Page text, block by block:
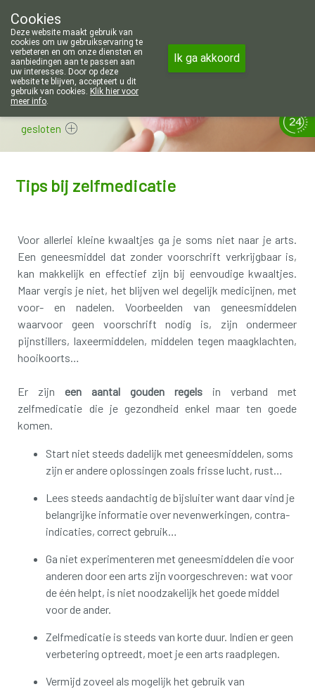
011/606002
gesloten
Tips bij zelfmedicatie
Voor allerlei kleine kwaaltjes ga je soms niet naar je arts.
Een geneesmiddel dat zonder voorschrift verkrijgbaar is,
kan makkelijk en effectief zijn bij eenvoudige kwaaltjes.
Maar vergis je niet, het blijven wel degelijk medicijnen, met
voor- en nadelen. Voorbeelden van geneesmiddelen
waarvoor geen voorschrift nodig is, zijn ondermeer
pijnstillers, laxeermiddelen, middelen tegen maagklachten,
hooikoorts…
Er zijneen aantal gouden regels in verband met
zelfmedicatie die je gezondheid enkel maar ten goede
komen.
Start niet steeds dadelijk met geneesmiddelen, soms
zijn er andere oplossingen zoals frisse lucht, rust…
Lees steeds aandachtig de bijsluiter want daar vind je
belangrijke informatie over nevenwerkingen, contra-
indicaties, correct gebruik…
Ga niet experimenteren met geneesmiddelen die voor
anderen door een arts zijn voorgeschreven: wat voor
de één helpt, is niet noodzakelijk het goede middel
voor de ander.
Zelfmedicatie is steeds van korte duur. Indien er geen
verbetering optreedt, moet je een arts raadplegen.
Vermijd zoveel als mogelijk het gebruik van
Cookies
Deze website maakt gebruik van
cookies om uw gebruikservaring te
verbeteren en om onze diensten en
aanbiedingen aan te passen aan
uw interesses. Door op deze
website te blijven, accepteert u dit
gebruik van cookies. Klik hier voor
meer info.
Ik ga akkoord